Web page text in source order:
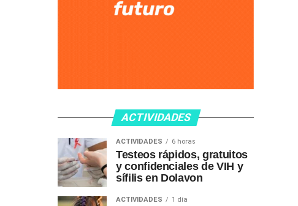
ACTIVIDADES
ACTIVIDADES 6 horas
Testeos rápidos, gratuitos
y confidenciales de VIH y
sífilis en Dolavon
ACTIVIDADES 1 día